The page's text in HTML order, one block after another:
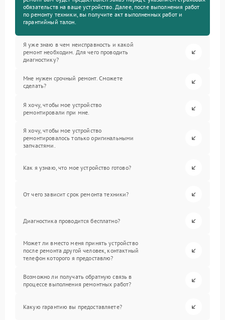
обязательств на ваше устройство. Далее, после выполнения работ
по ремонту техники, вы получите акт выполненных работ и
гарантийный талон.
Я уже знаю в чем неисправность и какой
ремонт необходим. Для чего проводить
диагностику?
Мне нужен срочный ремонт. Сможете
сделать?
Я хочу, чтобы мое устройство
ремонтировали при мне.
Я хочу, чтобы мое устройство
ремонтировалось только оригинальными
запчастями.
Как я узнаю, что мое устройство готово?
От чего зависит срок ремонта техники?
Диагностика проводится бесплатно?
Может ли вместо меня принять устройство
после ремонта другой человек, контактный
телефон которого я предоставлю?
Возможно ли получать обратную связь в
процессе выполнения ремонтных работ?
Какую гарантию вы предоставляете?